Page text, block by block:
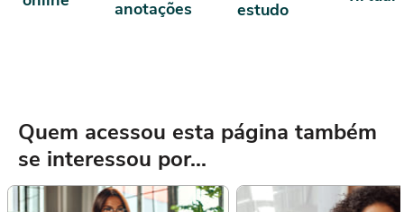
anotações
estudo
Quem acessou esta página também
se interessou por...